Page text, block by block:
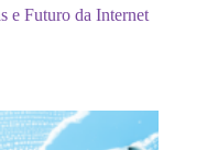
e Futuro da Internet